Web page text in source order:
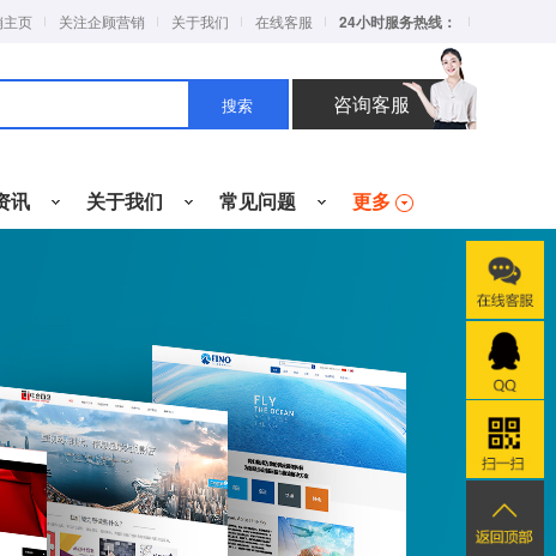
主页 关注企顾营销 关于我们 在线客服 24小时服务热线：
搜索 咨询客服
讯 关于我们 常见问题 更多